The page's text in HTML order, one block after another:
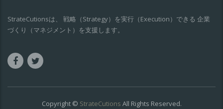
StrateCutionsは、 戦略（Strategy）を実行（Execution）できる 企業
づくり（マネジメント）を支援します。
Copyright © StrateCutions All Rights Reserved.